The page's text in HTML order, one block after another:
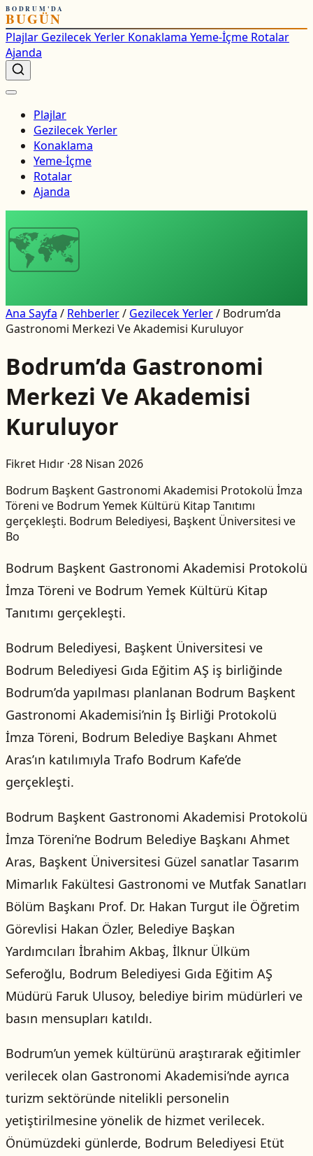
BODRUM'DA
BUGÜN
Plajlar Gezilecek Yerler Konaklama Yeme-İçme Rotalar
Ajanda
Plajlar
Gezilecek Yerler
Konaklama
Yeme-İçme
Rotalar
Ajanda
🗺
Ana Sayfa / Rehberler/ Gezilecek Yerler/ Bodrum’da
Gastronomi Merkezi Ve Akademisi Kuruluyor
Bodrum’da Gastronomi
Merkezi Ve Akademisi
Kuruluyor
Fikret Hıdır ·28 Nisan 2026
Bodrum Başkent Gastronomi Akademisi Protokolü İmza
Töreni ve Bodrum Yemek Kültürü Kitap Tanıtımı
gerçekleşti. Bodrum Belediyesi, Başkent Üniversitesi ve
Bo
Bodrum Başkent Gastronomi Akademisi Protokolü
İmza Töreni ve Bodrum Yemek Kültürü Kitap
Tanıtımı gerçekleşti.
Bodrum Belediyesi, Başkent Üniversitesi ve
Bodrum Belediyesi Gıda Eğitim AŞ iş birliğinde
Bodrum’da yapılması planlanan Bodrum Başkent
Gastronomi Akademisi’nin İş Birliği Protokolü
İmza Töreni, Bodrum Belediye Başkanı Ahmet
Aras’ın katılımıyla Trafo Bodrum Kafe’de
gerçekleşti.
Bodrum Başkent Gastronomi Akademisi Protokolü
İmza Töreni’ne Bodrum Belediye Başkanı Ahmet
Aras, Başkent Üniversitesi Güzel sanatlar Tasarım
Mimarlık Fakültesi Gastronomi ve Mutfak Sanatları
Bölüm Başkanı Prof. Dr. Hakan Turgut ile Öğretim
Görevlisi Hakan Özler, Belediye Başkan
Yardımcıları İbrahim Akbaş, İlknur Ülküm
Seferoğlu, Bodrum Belediyesi Gıda Eğitim AŞ
Müdürü Faruk Ulusoy, belediye birim müdürleri ve
basın mensupları katıldı.
Bodrum’un yemek kültürünü araştırarak eğitimler
verilecek olan Gastronomi Akademisi’nde ayrıca
turizm sektöründe nitelikli personelin
yetiştirilmesine yönelik de hizmet verilecek.
Önümüzdeki günlerde, Bodrum Belediyesi Etüt